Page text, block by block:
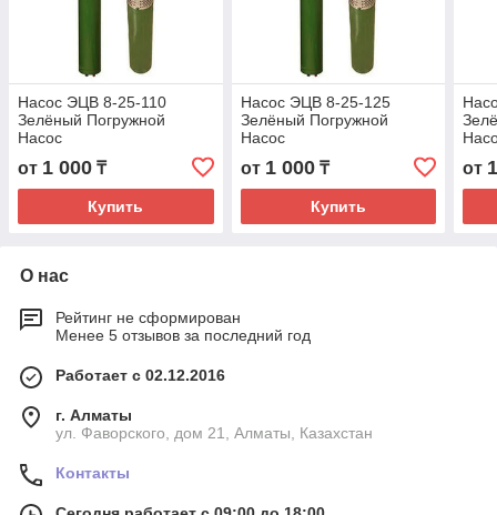
Насос ЭЦВ 8-25-110
Зелёный Погружной
Насос
от 1 000 ₸
Купить
Насос ЭЦВ 8-25-125
Зелёный Погружной
Насос
от 1 000₸
Купить
от
О нас
Рейтинг не сформирован
Менее 5 отзывов за последний год
Работает с 02.12.2016
г. Алматы
ул. Фаворского, дом 21, Алматы, Казахстан
Контакты